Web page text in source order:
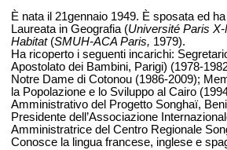
È nata il 21gennaio 1949. È sposata ed
Laureata in Geografia (Université Paris
Habitat(SMUH-ACA Paris, 1979).
Ha ricoperto i seguenti incarichi:
Apostolato dei Bambini, Parigi) (1978-
Notre Dame di Cotonou (1986-2009);
la Popolazione e lo Sviluppo al Cairo
Amministrativo del Progetto Songhaï,
Presidente dell’Associazione
Amministratrice del Centro Regionale
Conosce la lingua francese, inglese e